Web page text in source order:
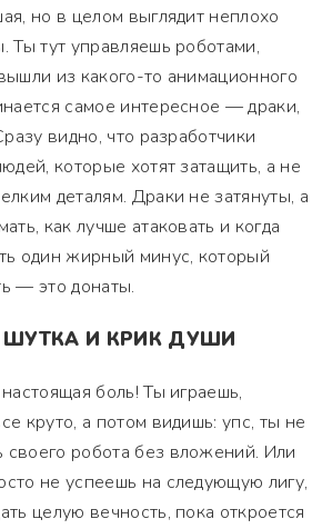
но в целом выглядит неплохо
Ты тут управляешь роботами,
из какого-то анимационного
самое интересное — драки,
видно, что разработчики
которые хотят затащить, а не
деталям. Драки не затянуты, а
как лучше атаковать и когда
один жирный минус, который
— это донаты.
И КРИК ДУШИ
боль! Ты играешь,
круто, а потом видишь: упс, ты не
робота без вложений. Или
не успеешь на следующую лигу,
целую вечность, пока откроется